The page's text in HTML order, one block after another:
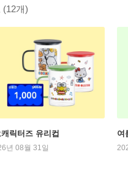
(12개)
릭터즈 유리컵
년 08월 31일
여